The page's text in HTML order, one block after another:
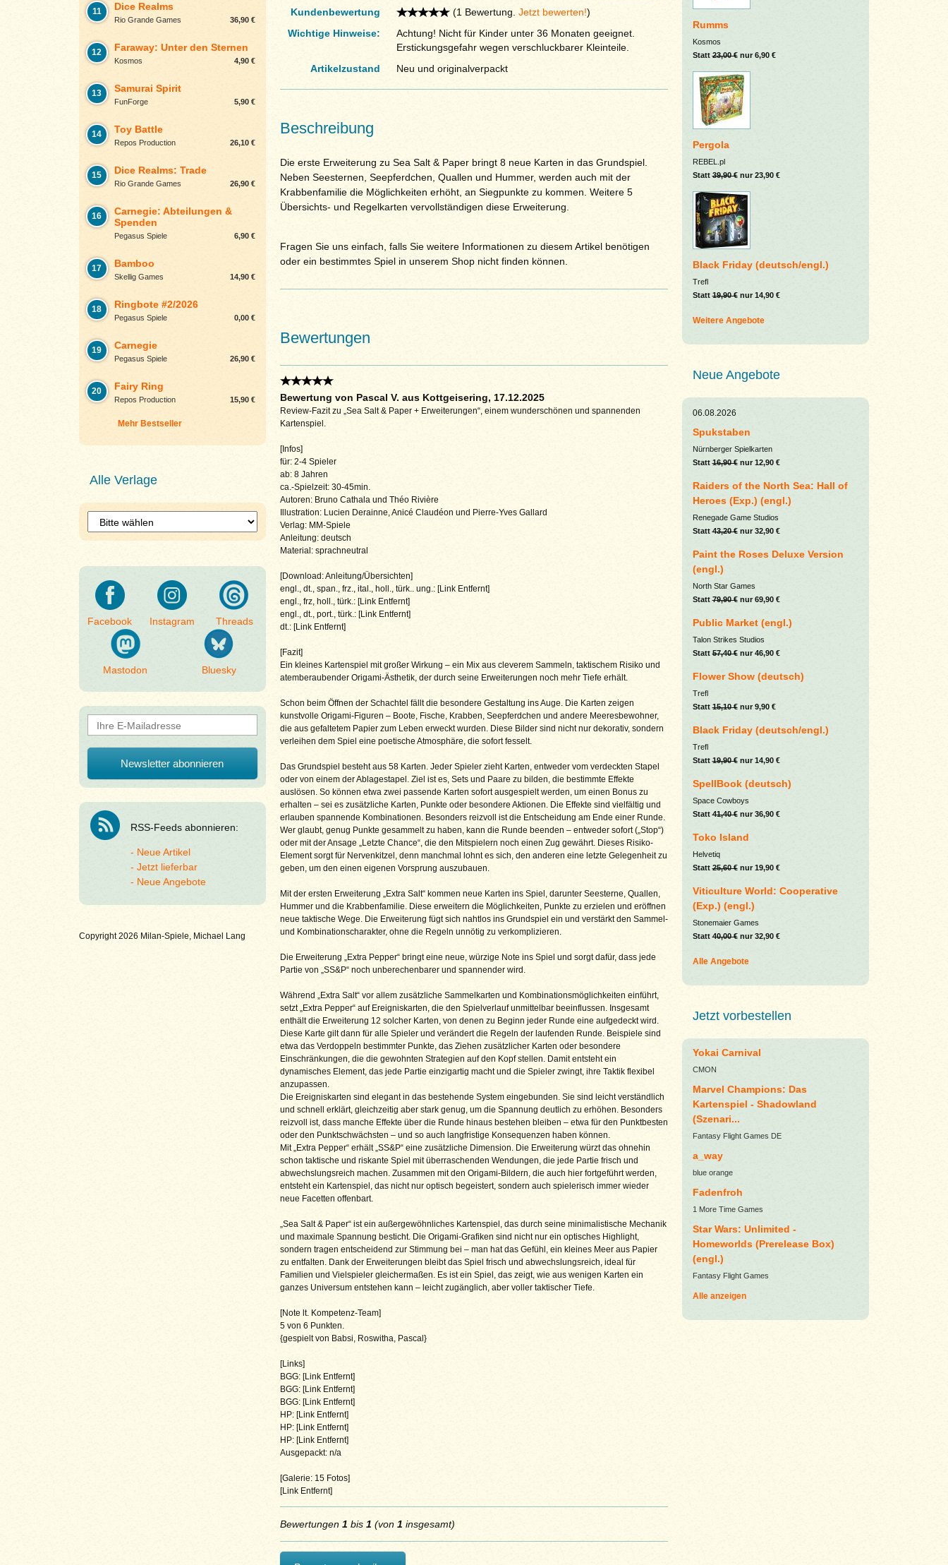
11 Dice Realms
Rio Grande Games 36,90 €
12 Faraway: Unter den Sternen
Kosmos 4,90 €
13 Samurai Spirit
FunForge 5,90 €
14 Toy Battle
Repos Production 26,10 €
15 Dice Realms: Trade
Rio Grande Games 26,90 €
16
Carnegie: Abteilungen &
Spenden
Pegasus Spiele 6,90 €
17 Bamboo
Skellig Games 14,90 €
18 Ringbote #2/2026
Pegasus Spiele 0,00 €
19 Carnegie
Pegasus Spiele 26,90 €
20 Fairy Ring
Repos Production 15,90 €
Mehr Bestseller
Alle Verlage
Facebook Instagram Threads
Mastodon Bluesky
RSS-Feeds abonnieren:
Neue Artikel
Jetzt lieferbar
Neue Angebote
Copyright 2026 Milan-Spiele, Michael Lang
Kundenbewertung (1 Bewertung. Jetzt bewerten!)
Wichtige Hinweise:
Achtung! Nicht für Kinder unter 36 Monaten geeignet.
Erstickungsgefahr wegen verschluckbarer Kleinteile.
Artikelzustand
Neu und originalverpackt
Beschreibung
Die erste Erweiterung zu Sea Salt & Paper bringt 8 neue Karten in das Grundspiel.
Neben Seesternen, Seepferdchen, Quallen und Hummer, werden auch mit der
Krabbenfamilie die Möglichkeiten erhöht, an Siegpunkte zu kommen. Weitere 5
Übersichts- und Regelkarten vervollständigen diese Erweiterung.
Fragen Sie uns einfach, falls Sie weitere Informationen zu diesem Artikel benötigen
oder ein bestimmtes Spiel in unserem Shop nicht finden können.
Bewertungen
Bewertung von Pascal V. aus Kottgeisering, 17.12.2025
Review-Fazit zu „Sea Salt & Paper + Erweiterungen“, einem wunderschönen und spannenden
Kartenspiel.
[Infos]
für: 2-4 Spieler
ab: 8 Jahren
ca.-Spielzeit: 30-45min.
Autoren: Bruno Cathala und Théo Rivière
Illustration: Lucien Derainne, Anicé Claudéon und Pierre-Yves Gallard
Verlag: MM-Spiele
Anleitung: deutsch
Material: sprachneutral
[Download: Anleitung/Übersichten]
engl., dt., span., frz., ital., holl., türk.. ung.: [Link Entfernt]
engl., frz, holl., türk.: [Link Entfernt]
engl., dt., port., türk.: [Link Entfernt]
dt.: [Link Entfernt]
[Fazit]
Ein kleines Kartenspiel mit großer Wirkung – ein Mix aus cleverem Sammeln, taktischem Risiko und
atemberaubender Origami-Ästhetik, der durch seine Erweiterungen noch mehr Tiefe erhält.
Schon beim Öffnen der Schachtel fällt die besondere Gestaltung ins Auge. Die Karten zeigen
kunstvolle Origami-Figuren – Boote, Fische, Krabben, Seepferdchen und andere Meeresbewohner,
die aus gefaltetem Papier zum Leben erweckt wurden. Diese Bilder sind nicht nur dekorativ, sondern
verleihen dem Spiel eine poetische Atmosphäre, die sofort fesselt.
Das Grundspiel besteht aus 58 Karten. Jeder Spieler zieht Karten, entweder vom verdeckten Stapel
oder von einem der Ablagestapel. Ziel ist es, Sets und Paare zu bilden, die bestimmte Effekte
auslösen. So können etwa zwei passende Karten sofort ausgespielt werden, um einen Bonus zu
erhalten – sei es zusätzliche Karten, Punkte oder besondere Aktionen. Die Effekte sind vielfältig und
erlauben spannende Kombinationen. Besonders reizvoll ist die Entscheidung am Ende einer Runde.
Wer glaubt, genug Punkte gesammelt zu haben, kann die Runde beenden – entweder sofort („Stop“)
oder mit der Ansage „Letzte Chance“, die den Mitspielern noch einen Zug gewährt. Dieses Risiko-
Element sorgt für Nervenkitzel, denn manchmal lohnt es sich, den anderen eine letzte Gelegenheit zu
geben, um den einen eigenen Vorsprung auszubauen.
Mit der ersten Erweiterung „Extra Salt“ kommen neue Karten ins Spiel, darunter Seesterne, Quallen,
Hummer und die Krabbenfamilie. Diese erweitern die Möglichkeiten, Punkte zu erzielen und eröffnen
neue taktische Wege. Die Erweiterung fügt sich nahtlos ins Grundspiel ein und verstärkt den Sammel-
und Kombinationscharakter, ohne die Regeln unnötig zu verkomplizieren.
Die Erweiterung „Extra Pepper“ bringt eine neue, würzige Note ins Spiel und sorgt dafür, dass jede
Partie von „SS&P“ noch unberechenbarer und spannender wird.
Während „Extra Salt“ vor allem zusätzliche Sammelkarten und Kombinationsmöglichkeiten einführt,
setzt „Extra Pepper“ auf Ereigniskarten, die den Spielverlauf unmittelbar beeinflussen. Insgesamt
enthält die Erweiterung 12 solcher Karten, von denen zu Beginn jeder Runde eine aufgedeckt wird.
Diese Karte gilt dann für alle Spieler und verändert die Regeln der laufenden Runde. Beispiele sind
etwa das Verdoppeln bestimmter Punkte, das Ziehen zusätzlicher Karten oder besondere
Einschränkungen, die die gewohnten Strategien auf den Kopf stellen. Damit entsteht ein
dynamisches Element, das jede Partie einzigartig macht und die Spieler zwingt, ihre Taktik flexibel
anzupassen.
Die Ereigniskarten sind elegant in das bestehende System eingebunden. Sie sind leicht verständlich
und schnell erklärt, gleichzeitig aber stark genug, um die Spannung deutlich zu erhöhen. Besonders
reizvoll ist, dass manche Effekte über die Runde hinaus bestehen bleiben – etwa für den Punktbesten
oder den Punktschwächsten – und so auch langfristige Konsequenzen haben können.
Mit „Extra Pepper“ erhält „SS&P“ eine zusätzliche Dimension. Die Erweiterung würzt das ohnehin
schon taktische und riskante Spiel mit überraschenden Wendungen, die jede Partie frisch und
abwechslungsreich machen. Zusammen mit den Origami-Bildern, die auch hier fortgeführt werden,
entsteht ein Kartenspiel, das nicht nur optisch begeistert, sondern auch spielerisch immer wieder
neue Facetten offenbart.
„Sea Salt & Paper“ ist ein außergewöhnliches Kartenspiel, das durch seine minimalistische Mechanik
und maximale Spannung besticht. Die Origami-Grafiken sind nicht nur ein optisches Highlight,
sondern tragen entscheidend zur Stimmung bei – man hat das Gefühl, ein kleines Meer aus Papier
zu entfalten. Dank der Erweiterungen bleibt das Spiel frisch und abwechslungsreich, ideal für
Familien und Vielspieler gleichermaßen. Es ist ein Spiel, das zeigt, wie aus wenigen Karten ein
ganzes Universum entstehen kann – leicht zugänglich, aber voller taktischer Tiefe.
[Note lt. Kompetenz-Team]
5 von 6 Punkten.
{gespielt von Babsi, Roswitha, Pascal}
[Links]
BGG: [Link Entfernt]
BGG: [Link Entfernt]
BGG: [Link Entfernt]
HP: [Link Entfernt]
HP: [Link Entfernt]
HP: [Link Entfernt]
Ausgepackt: n/a
[Galerie: 15 Fotos]
[Link Entfernt]
Bewertungen 1 bis 1 (von 1 insgesamt)
Rumms
Kosmos
Statt23,00 €nur 6,90 €
Pergola
REBEL.pl
Statt39,90 €nur 23,90 €
Black Friday (deutsch/engl.)
Trefl
Statt19,90 €nur 14,90 €
Weitere Angebote
Neue Angebote
06.08.2026
Spukstaben
Nürnberger Spielkarten
Statt16,90 €nur 12,90 €
Raiders of the North Sea: Hall of
Heroes (Exp.) (engl.)
Renegade Game Studios
Statt43,20 €nur 32,90 €
Paint the Roses Deluxe Version
(engl.)
North Star Games
Statt79,90 €nur 69,90 €
Public Market (engl.)
Talon Strikes Studios
Statt57,40 €nur 46,90 €
Flower Show (deutsch)
Trefl
Statt15,10 €nur 9,90 €
Black Friday (deutsch/engl.)
Trefl
Statt19,90 €nur 14,90 €
SpellBook (deutsch)
Space Cowboys
Statt41,40 €nur 36,90 €
Toko Island
Helvetiq
Statt25,60 €nur 19,90 €
Viticulture World: Cooperative
(Exp.) (engl.)
Stonemaier Games
Statt40,00 €nur 32,90 €
Alle Angebote
Jetzt vorbestellen
Yokai Carnival
CMON
Marvel Champions: Das
Kartenspiel - Shadowland
(Szenari...
Fantasy Flight Games DE
a_way
blue orange
Fadenfroh
1 More Time Games
Star Wars: Unlimited -
Homeworlds (Prerelease Box)
(engl.)
Fantasy Flight Games
Alle anzeigen